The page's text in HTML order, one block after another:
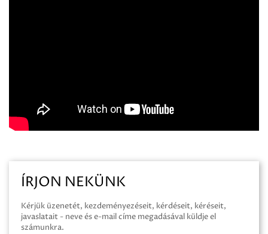
ÍRJON NEKÜNK
Kérjük üzenetét, kezdeményezéseit, kérdéseit, kéréseit,
javaslatait - neve és e-mail címe megadásával küldje el
számunkra.